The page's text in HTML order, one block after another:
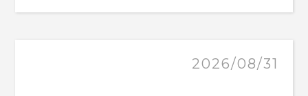
2026/08/31